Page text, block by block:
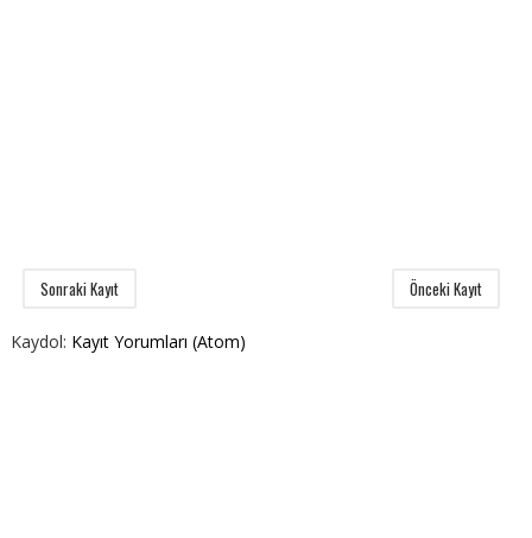
Sonraki Kayıt Önceki Kayıt
Kaydol: Kayıt Yorumları (Atom)